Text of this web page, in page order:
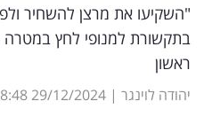
משפט
מדדים
ומחקרים
"השקיעו את מרצן להשחיר
בתקשורת למנופי לחץ
ראשון
יהודה לוינגר |
29/12/2024